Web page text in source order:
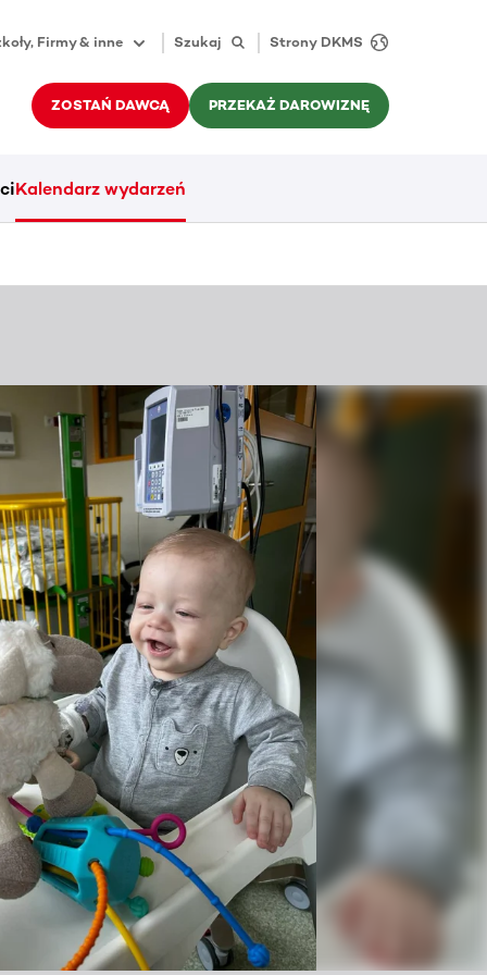
Firmy & inne Szukaj Strony DKMS
ZOSTAŃ DAWCĄ PRZEKAŻ DAROWIZNĘ
Kalendarz wydarzeń